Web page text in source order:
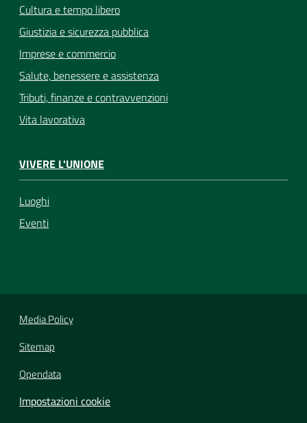
Cultura e tempo libero
Giustizia e sicurezza pubblica
Imprese e commercio
Salute, benessere e assistenza
Tributi, finanze e contravvenzioni
Vita lavorativa
VIVERE L'UNIONE
Luoghi
Eventi
Media Policy
Sitemap
Opendata
Impostazioni cookie